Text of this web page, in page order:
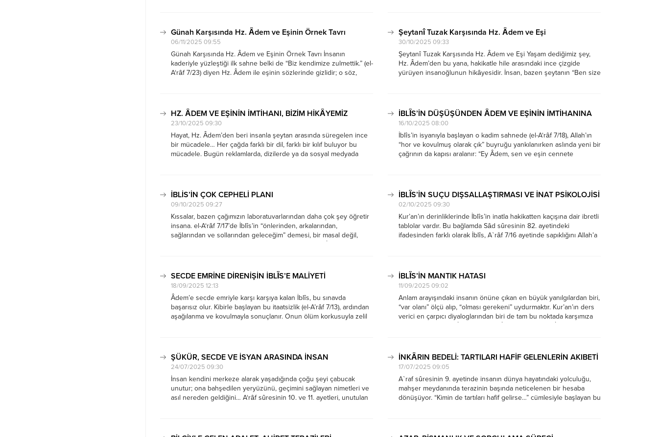
Günah Karşısında Hz. Âdem ve Eşinin Örnek Tavrı
06/11/2025 09:55
Günah Karşısında Hz. Âdem ve Eşinin Örnek Tavrı İnsanın
kaderiyle yüzleştiği ilk sahne belki de “Biz kendimize zulmettik.” (el-
A‘râf 7/23) diyen Hz. Âdem ile eşinin sözlerinde gizlidir; o söz,
Şeytanî Tuzak Karşısında Hz. Âdem ve Eşi
30/10/2025 09:33
Şeytanî Tuzak Karşısında Hz. Âdem ve Eşi Yaşam dediğimiz şey,
Hz. Âdem’den bu yana, hakikatle hile arasındaki ince çizgide
yürüyen insanoğlunun hikâyesidir. İnsan, bazen şeytanın “Ben size
HZ. ÂDEM VE EŞİNİN İMTİHANI, BİZİM HİKÂYEMİZ
23/10/2025 09:30
Hayat, Hz. Âdem’den beri insanla şeytan arasında süregelen ince
bir mücadele… Her çağda farklı bir dil, farklı bir kılıf buluyor bu
mücadele. Bugün reklamlarda, dizilerde ya da sosyal medyada
İBLÎS’İN DÜŞÜŞÜNDEN ÂDEM VE EŞİNİN İMTİHANINA
16/10/2025 08:00
İblîs’in isyanıyla başlayan o kadim sahnede (el-A‘râf 7/18), Allah’ın
“hor ve kovulmuş olarak çık” buyruğu yankılanırken aslında yeni bir
çağrının da kapısı aralanır: “Ey Âdem, sen ve eşin cennete
İBLİS’İN ÇOK CEPHELİ PLANI
09/10/2025 09:27
Kıssalar, bazen çağımızın laboratuvarlarından daha çok şey öğretir
insana. el-A‘râf 7/17’de İblîs’in “önlerinden, arkalarından,
sağlarından ve sollarından geleceğim” demesi, bir masal değil,
İBLÎS’İN SUÇU DIŞSALLAŞTIRMASI VE İNAT PSİKOLOJİSİ
02/10/2025 09:30
Kur’an’ın derinliklerinde İblîs’in inatla hakikatten kaçışına dair ibretli
tablolar vardır. Bu bağlamda Sâd sûresinin 82. ayetindeki
ifadesinden farklı olarak İblîs, A`râf 7/16 ayetinde sapıklığını Allah’a
SECDE EMRİNE DİRENİŞİN İBLÎS’E MALİYETİ
18/09/2025 12:13
Âdem’e secde emriyle karşı karşıya kalan İblîs, bu sınavda
başarısız olur. Kibirle başlayan bu itaatsizlik (el-A’râf 7/13), ardından
aşağılanma ve kovulmayla sonuçlanır. Onun ölüm korkusuyla zelil
İBLÎS’İN MANTIK HATASI
11/09/2025 09:02
Anlam arayışındaki insanın önüne çıkan en büyük yanılgılardan biri,
“var olanı” ölçü alıp, “olması gerekeni” uydurmaktır. Kur’an’ın ders
verici en çarpıcı diyaloglarından biri de tam bu noktada karşımıza
ŞÜKÜR, SECDE VE İSYAN ARASINDA İNSAN
24/07/2025 09:30
İnsan kendini merkeze alarak yaşadığında çoğu şeyi çabucak
unutur; ona bahşedilen yeryüzünü, geçimini sağlayan nimetleri ve
asıl nereden geldiğini… A‘râf sûresinin 10. ve 11. ayetleri, unutulan
İNKÂRIN BEDELİ: TARTILARI HAFİF GELENLERİN AKIBETİ
17/07/2025 09:05
A`raf sûresinin 9. ayetinde insanın dünya hayatındaki yolculuğu,
mahşer meydanında terazinin başında neticelenen bir hesaba
dönüşüyor. “Kimin de tartıları hafif gelirse…” cümlesiyle başlayan bu